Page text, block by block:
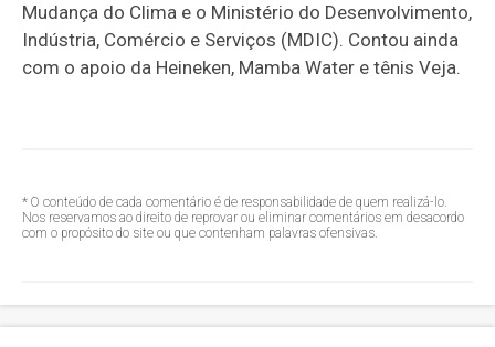
Mudança do Clima e o Ministério do Desenvolvimento,
Indústria, Comércio e Serviços (MDIC). Contou ainda
com o apoio da Heineken, Mamba Water e tênis Veja.
* O conteúdo de cada comentário é de responsabilidade de quem realizá-lo.
Nos reservamos ao direito de reprovar ou eliminar comentários em desacordo
com o propósito do site ou que contenham palavras ofensivas.